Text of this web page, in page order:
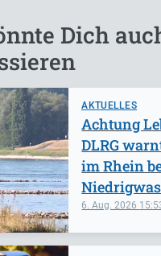
Dich
AKTUELLES
6. Aug. 2026
Achtung
DLRG
im Rhein